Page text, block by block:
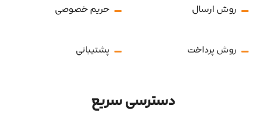
روش ارسال حریم خصوصی
روش پرداخت پشتیبانی
دسترسی سریع